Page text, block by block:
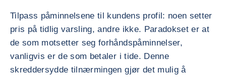
Tilpass påminnelsene til kundens profil: noen setter
pris på tidlig varsling, andre ikke. Paradokset er at
de som motsetter seg forhåndspåminnelser,
vanligvis er de som betaler i tide. Denne
skreddersydde tilnærmingen gjør det mulig å